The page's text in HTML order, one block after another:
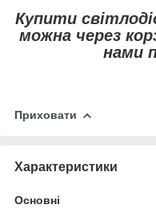
Купити
можна через
нами
Приховати
Характеристики
Основні